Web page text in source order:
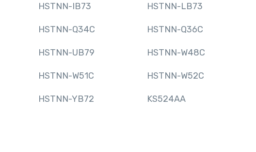
HSTNN-IB73 HSTNN-LB73
HSTNN-Q34C HSTNN-Q36C
HSTNN-UB79 HSTNN-W48C
HSTNN-W51C HSTNN-W52C
HSTNN-YB72 KS524AA